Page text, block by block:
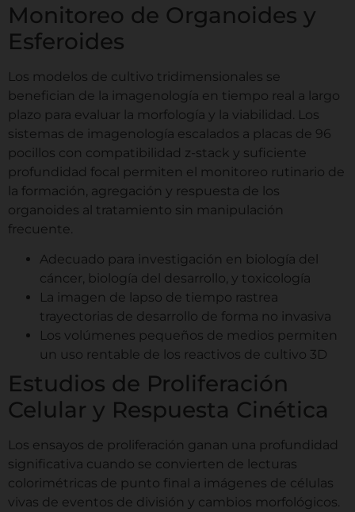
Monitoreo de Organoides y
Esferoides
Los modelos de cultivo tridimensionales se
benefician de la imagenología en tiempo real a largo
plazo para evaluar la morfología y la viabilidad. Los
sistemas de imagenología escalados a placas de 96
pocillos con compatibilidad z-stack y suficiente
profundidad focal permiten el monitoreo rutinario de
la formación, agregación y respuesta de los
organoides al tratamiento sin manipulación
frecuente.
Adecuado para investigación en biología del
cáncer, biología del desarrollo, y toxicología
La imagen de lapso de tiempo rastrea
trayectorias de desarrollo de forma no invasiva
Los volúmenes pequeños de medios permiten
un uso rentable de los reactivos de cultivo 3D
Estudios de Proliferación
Celular y Respuesta Cinética
Los ensayos de proliferación ganan una profundidad
significativa cuando se convierten de lecturas
colorimétricas de punto final a imágenes de células
vivas de eventos de división y cambios morfológicos.